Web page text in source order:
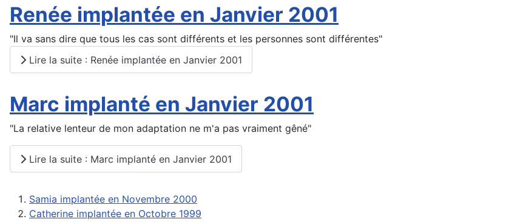
Renée implantée en Janvier 2001
"Il va sans dire que tous les cas sont différents et les personnes sont différentes"
Lire la suite : Renée implantée en Janvier 2001
Marc implanté en Janvier 2001
"La relative lenteur de mon adaptation ne m'a pas vraiment gêné"
Lire la suite : Marc implanté en Janvier 2001
Samia implantée en Novembre 2000
Catherine implantée en Octobre 1999